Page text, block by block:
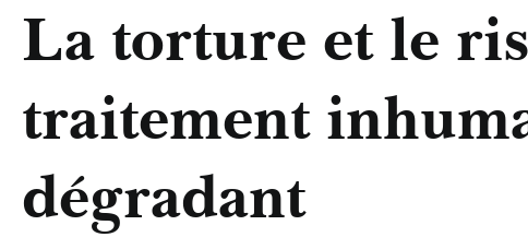
La torture et le
traitement
dégradant